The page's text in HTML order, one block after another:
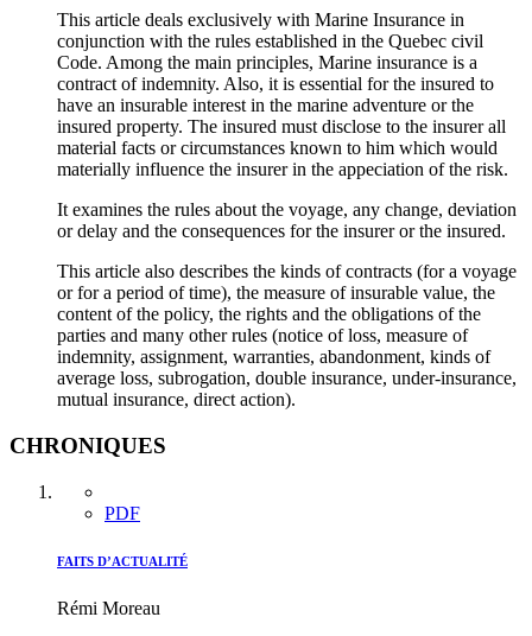
This article deals exclusively with Marine Insurance in
conjunction with the rules established in the Quebec civil
Code. Among the main principles, Marine insurance is a
contract of indemnity. Also, it is essential for the insured to
have an insurable interest in the marine adventure or the
insured property. The insured must disclose to the insurer all
material facts or circumstances known to him which would
materially influence the insurer in the appeciation of the risk.
It examines the rules about the voyage, any change, deviation
or delay and the consequences for the insurer or the insured.
This article also describes the kinds of contracts (for a voyage
or for a period of time), the measure of insurable value, the
content of the policy, the rights and the obligations of the
parties and many other rules (notice of loss, measure of
indemnity, assignment, warranties, abandonment, kinds of
average loss, subrogation, double insurance, under-insurance,
mutual insurance, direct action).
CHRONIQUES
PDF
FAITS D’ACTUALITÉ
Rémi Moreau